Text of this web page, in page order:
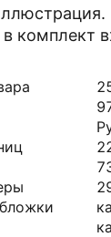
комплект